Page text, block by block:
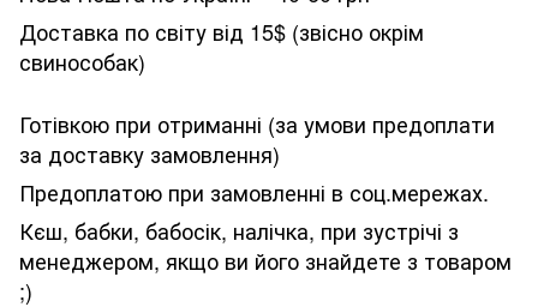
Доставка по світу від 15$ (звісно окрім
свинособак)
Готівкою при отриманні (за умови предоплати
за доставку замовлення)
Предоплатою при замовленні в соц.мережах.
Кєш, бабки, бабосік, налічка, при зустрічі з
менеджером, якщо ви його знайдете з товаром
;)